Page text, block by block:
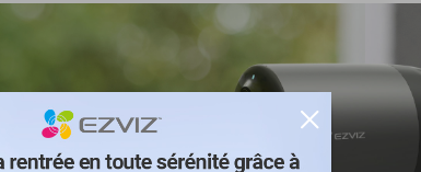
sur batterie